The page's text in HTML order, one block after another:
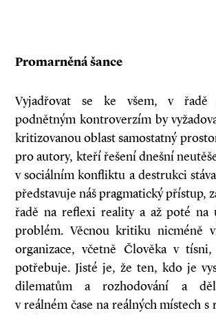
Promarněná šance
Vyjadřovat se ke všem, v řadě
podnětným kontroverzím by
kritizovanou oblast samostatný
pro autory, kteří řešení dnešní
v sociálním konfliktu a destrukci
představuje náš pragmatický přístup,
řadě na reflexi reality a až poté na
problém. Věcnou kritiku nicméně
organizace, včetně Člověka v
potřebuje. Jisté je, že ten, kdo je
dilematům a rozhodování a
v reálném čase na reálných místech